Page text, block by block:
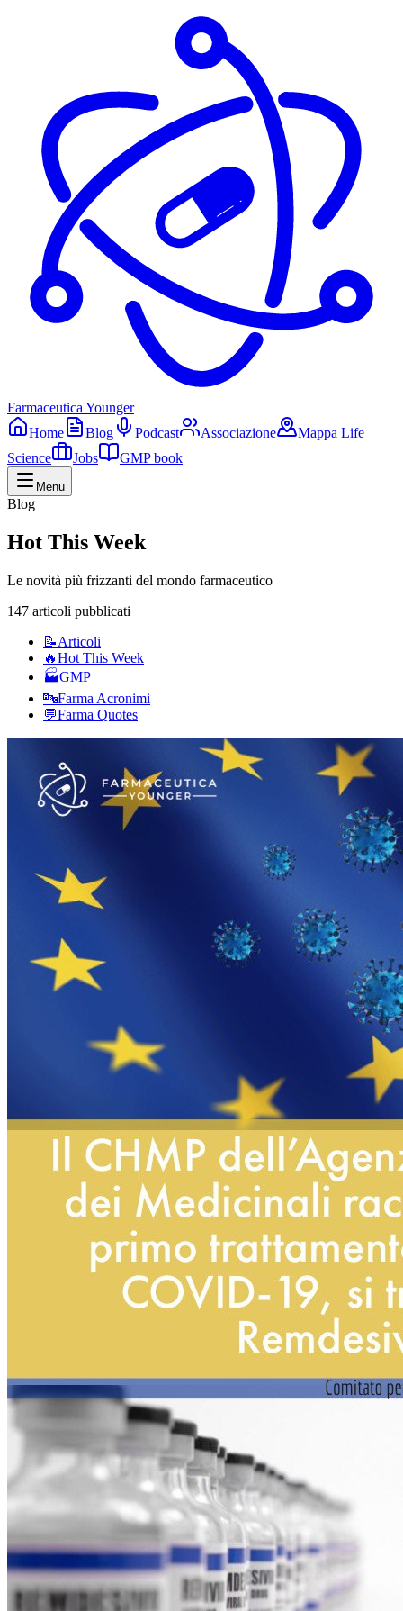
Farmaceutica Younger
Home
Blog Podcast Associazione
Mappa Life
Science
Jobs GMP book
Menu
Blog
Hot This Week
Le novità più frizzanti del mondo farmaceutico
147 articoli pubblicati
📝Articoli
🔥Hot This Week
🏭GMP
🔤Farma Acronimi
💬Farma Quotes